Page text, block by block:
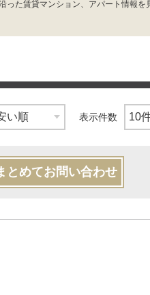
た賃貸マンション、アパート情報
表示件数
とめてお問い合わせ